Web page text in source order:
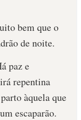
bem que o
de noite.
paz e
repentina
àquela que
escaparão.